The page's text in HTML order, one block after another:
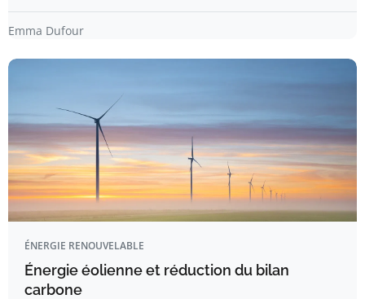
Emma Dufour
ÉNERGIE RENOUVELABLE
Énergie éolienne et réduction du bilan
carbone